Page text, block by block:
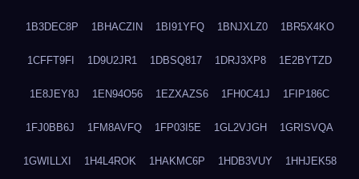
1B3DEC8P 1BHACZIN 1BI91YFQ 1BNJXLZ0 1BR5X4KO
1CFFT9FI 1D9U2JR1 1DBSQ817 1DRJ3XP8 1E2BYTZD
1E8JEY8J 1EN94O56 1EZXAZS6 1FH0C41J 1FIP186C
1FJ0BB6J 1FM8AVFQ 1FP03I5E 1GL2VJGH 1GRISVQA
1GWILLXI 1H4L4ROK 1HAKMC6P 1HDB3VUY 1HHJEK58